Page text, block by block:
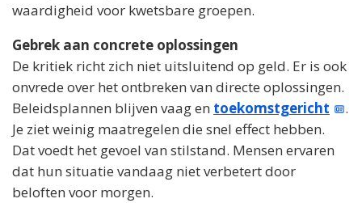
waardigheid voor kwetsbare groepen.
Gebrek aan concrete oplossingen
De kritiek richt zich niet uitsluitend op geld. Er is ook
onvrede over het ontbreken van directe oplossingen.
Beleidsplannen blijven vaag en toekomstgericht
.
Je ziet weinig maatregelen die snel effect hebben.
Dat voedt het gevoel van stilstand. Mensen ervaren
dat hun situatie vandaag niet verbetert door
beloften voor morgen.